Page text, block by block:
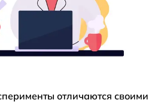
отличаются своими